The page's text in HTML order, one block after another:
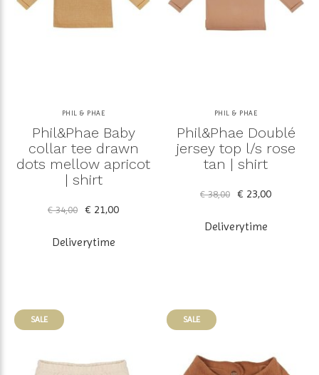
PHIL & PHAE
Phil&Phae Baby
collar tee drawn
dots mellow apricot
| shirt
€ 34,00 € 21,00
Deliverytime
PHIL & PHAE
Phil&Phae Doublé
jersey top l/s rose
tan | shirt
€ 38,00 € 23,00
Deliverytime
SALE SALE